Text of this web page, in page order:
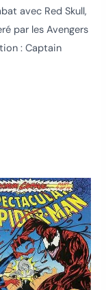
avec Red Skull,
par les Avengers
: Captain
Ce
a
Les